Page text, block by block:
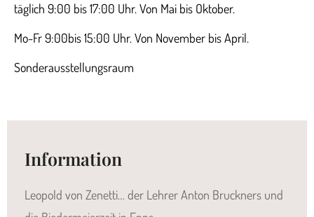
täglich 9:00 bis 17:00 Uhr. Von Mai bis Oktober.
Mo-Fr 9:00bis 15:00 Uhr. Von November bis April.
Sonderausstellungsraum
Information
Leopold von Zenetti… der Lehrer Anton Bruckners und